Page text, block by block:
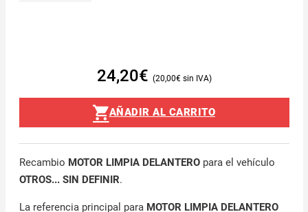
24,20€ 20,00€
AÑADIR AL CARRITO
Recambio MOTOR LIMPIA DELANTEROpara el vehículo
OTROS... SIN DEFINIR.
La referencia principal para MOTOR LIMPIA DELANTERO